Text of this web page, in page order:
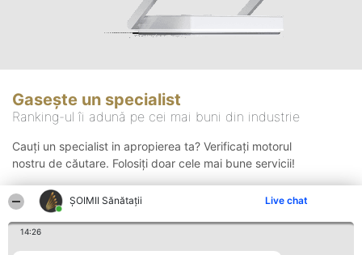
ŞOIMII Sănătații Live chat
14:26
Gasește un specialist
Ranking-ul îi adună pe cei mai buni din industrie
Cauți un specialist in apropierea ta? Verificați motorul
nostru de căutare. Folosiți doar cele mai bune servicii!